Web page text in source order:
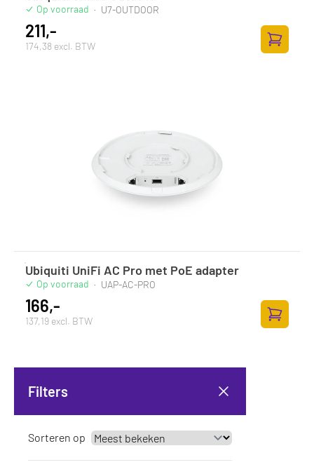
Filters
Sorteren op
Op voorraad · U7-OUTDOOR
211,-
174,38 excl. BTW
Ubiquiti UniFi AC Pro met PoE adapter
Op voorraad · UAP-AC-PRO
166,-
137,19 excl. BTW